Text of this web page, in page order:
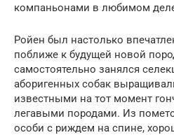
компаньонами в любимом
Ройен был настолько
поближе к будущей новой
самостоятельно занялся
аборигенных собак
известными на тот момент
легавыми породами. Из
особи с риждем на спине,